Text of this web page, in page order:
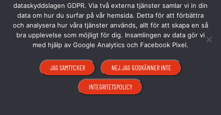
dataskyddslagen GDPR. Via två externa tjänster samlar vi in din
data om hur du surfar på vår hemsida. Detta för att förbättra
och analysera hur våra tjänster används, allt för att skapa en så
bra upplevelse som möjligt för dig. Insamlingen av data gör vi
med hjälp av Google Analytics och Facebook Pixel.
JAG SAMTYCKER NEJ. JAG GODKÄNNER INTE
INTEGRITETSPOLICY